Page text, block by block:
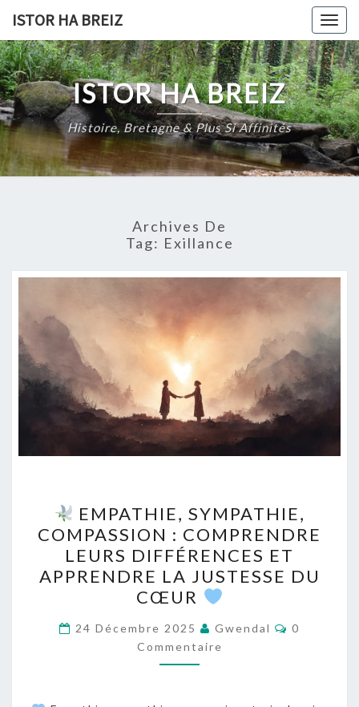
content
ISTOR HA BREIZ
ISTOR HA BREIZ
Histoire, Bretagne & Plus Si Affinités
Archives De
Tag: Exillance
EMPATHIE,
SYMPATHIE,
COMPASSION
:
COMPRENDRE
LEURS
DIFFÉRENCES
ET
EMPATHIE, SYMPATHIE,
COMPASSION : COMPRENDRE
LEURS DIFFÉRENCES ET
APPRENDRE LA JUSTESSE DU
CŒUR
24 Décembre 2025 Gwendal
0
Commentaire